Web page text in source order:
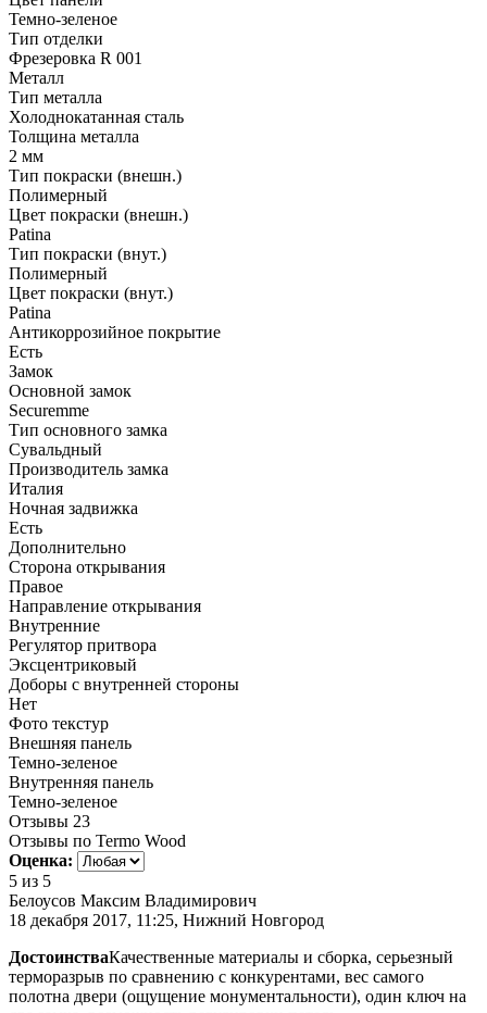
Темно-зеленое
Тип отделки
Фрезеровка R 001
Металл
Тип металла
Холоднокатанная сталь
Толщина металла
2 мм
Тип покраски (внешн.)
Полимерный
Цвет покраски (внешн.)
Patina
Тип покраски (внут.)
Полимерный
Цвет покраски (внут.)
Patina
Антикоррозийное покрытие
Есть
Замок
Основной замок
Securemme
Тип основного замка
Сувальдный
Производитель замка
Италия
Ночная задвижка
Есть
Дополнительно
Сторона открывания
Правое
Направление открывания
Внутренние
Регулятор притвора
Эксцентриковый
Доборы с внутренней стороны
Нет
Фото текстур
Внешняя панель
Темно-зеленое
Внутренняя панель
Темно-зеленое
Отзывы 23
Отзывы по Termo Wood
Оценка:
5 из 5
Белоусов Максим Владимирович
18 декабря 2017, 11:25, Нижний Новгород
ДостоинстваКачественные материалы и сборка, серьезный
терморазрыв по сравнению с конкурентами, вес самого
полотна двери (ощущение монументальности), один ключ на